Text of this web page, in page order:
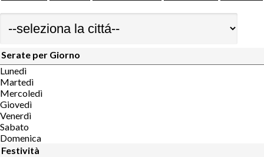
Serate per Giorno
Lunedì
Martedì
Mercoledì
Giovedì
Venerdì
Sabato
Domenica
Festività